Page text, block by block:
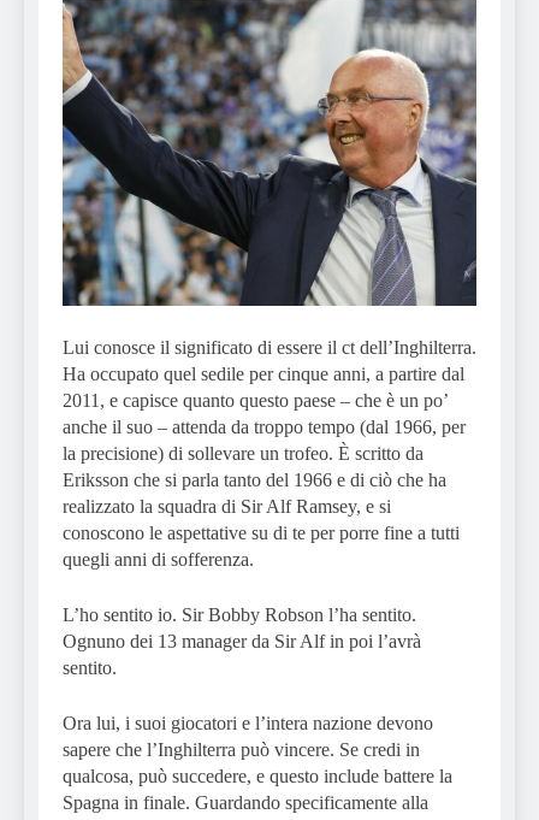
Lui conosce il significato di essere il ct dell’Inghilterra.
Ha occupato quel sedile per cinque anni, a partire dal
2011, e capisce quanto questo paese – che è un po’
anche il suo – attenda da troppo tempo (dal 1966, per
la precisione) di sollevare un trofeo. È scritto da
Eriksson che si parla tanto del 1966 e di ciò che ha
realizzato la squadra di Sir Alf Ramsey, e si
conoscono le aspettative su di te per porre fine a tutti
quegli anni di sofferenza.
L’ho sentito io. Sir Bobby Robson l’ha sentito.
Ognuno dei 13 manager da Sir Alf in poi l’avrà
sentito.
Ora lui, i suoi giocatori e l’intera nazione devono
sapere che l’Inghilterra può vincere. Se credi in
qualcosa, può succedere, e questo include battere la
Spagna in finale. Guardando specificamente alla